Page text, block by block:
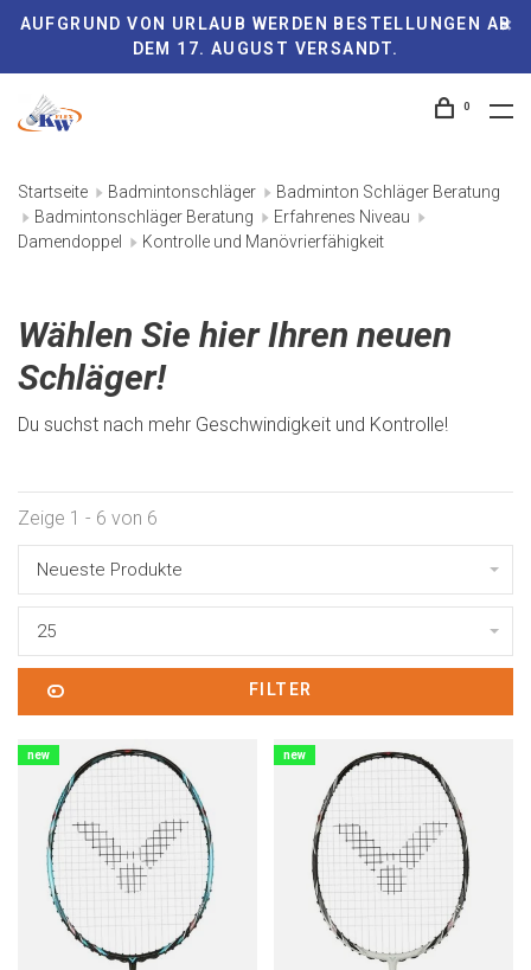
AUFGRUND VON URLAUB WERDEN BESTELLUNGEN AB
DEM 17. AUGUST VERSANDT.
0
Startseite Badmintonschläger
Badminton Schläger Beratung
Badmintonschläger Beratung
Erfahrenes Niveau
Damendoppel
Kontrolle und Manövrierfähigkeit
Wählen Sie hier Ihren neuen
Schläger!
Du suchst nach mehr Geschwindigkeit und Kontrolle!
Zeige 1 - 6 von 6
Neueste Produkte
25
FILTER
new new